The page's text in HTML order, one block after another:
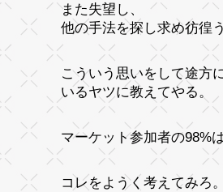
また失望し、
他の手法を探し求め彷徨
こういう思いをして途方
いるヤツに教えてやる。
マーケット参加者の98%
コレをようく考えてみろ。